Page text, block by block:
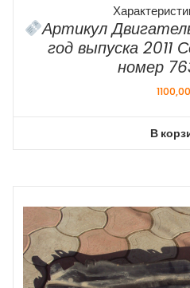
Артикул
год выпуска 2011
номер
1100,00
В